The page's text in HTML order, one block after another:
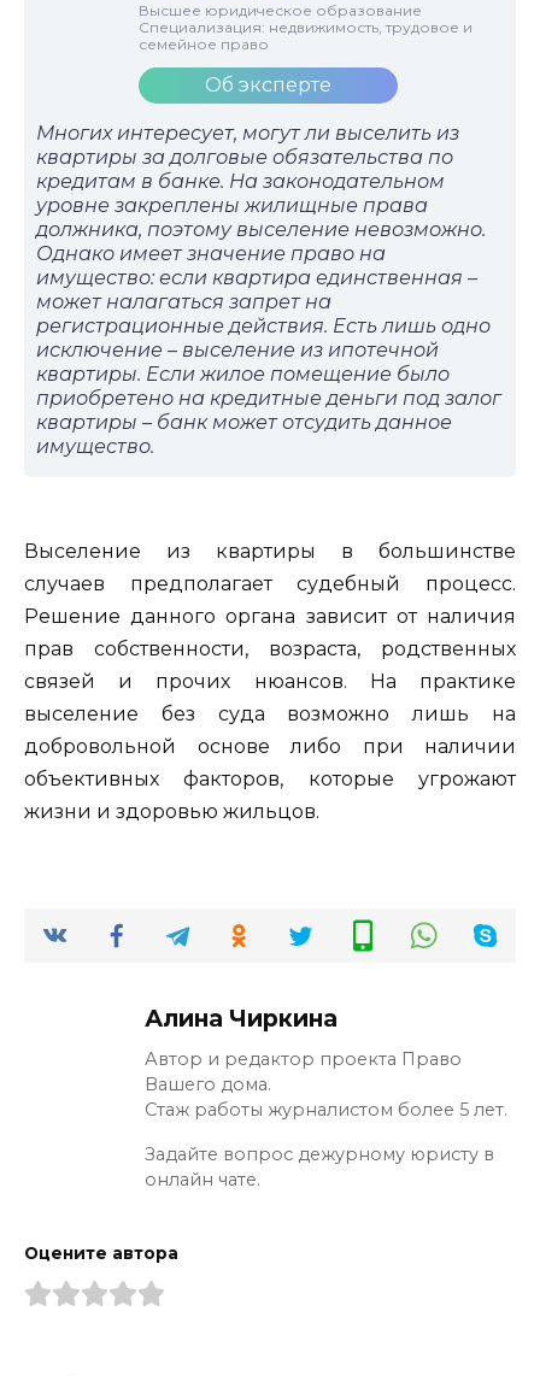
Высшее юридическое образование
Специализация: недвижимость, трудовое и
семейное право
Об эксперте
Многих интересует, могут ли выселить из
квартиры за долговые обязательства по
кредитам в банке. На законодательном
уровне закреплены жилищные права
должника, поэтому выселение невозможно.
Однако имеет значение право на
имущество: если квартира единственная –
может налагаться запрет на
регистрационные действия. Есть лишь одно
исключение – выселение из ипотечной
квартиры. Если жилое помещение было
приобретено на кредитные деньги под залог
квартиры – банк может отсудить данное
имущество.
Выселение из квартиры в большинстве
случаев предполагает судебный процесс.
Решение данного органа зависит от наличия
прав собственности, возраста, родственных
связей и прочих нюансов. На практике
выселение без суда возможно лишь на
добровольной основе либо при наличии
объективных факторов, которые угрожают
жизни и здоровью жильцов.
Алина Чиркина
Автор и редактор проекта Право
Вашего дома.
Стаж работы журналистом более 5 лет.
Задайте вопрос дежурному юристу в
онлайн чате.
Оцените автора